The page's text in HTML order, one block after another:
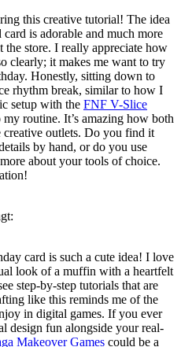
this creative tutorial! The idea
is adorable and much more
the store. I really appreciate how
clearly; it makes me want to try
Honestly, sitting down to
rhythm break, similar to how I
setup with the FNF V-Slice
routine. It’s amazing how both
creative outlets. Do you find it
by hand, or do you use
about your tools of choice.
card is such a cute idea! I love
look of a muffin with a heartfelt
step-by-step tutorials that are
like this reminds me of the
in digital games. If you ever
design fun alongside your real-
Makeover Games could be a